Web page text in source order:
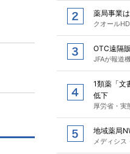
薬局事業
クオール
OTC遠隔
JFAが報道
1類薬「文
低下
厚労省・実
地域薬局
メディシ